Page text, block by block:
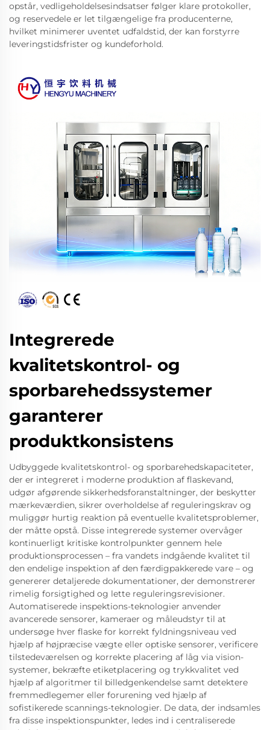
opstår, vedligeholdelsesindsatser følger klare protokoller,
og reservedele er let tilgængelige fra producenterne,
hvilket minimerer uventet udfaldstid, der kan forstyrre
leveringstidsfrister og kundeforhold.
Integrerede
kvalitetskontrol- og
sporbarehedssystemer
garanterer
produktkonsistens
Udbyggede kvalitetskontrol- og sporbarehedskapaciteter,
der er integreret i moderne produktion af flaskevand,
udgør afgørende sikkerhedsforanstaltninger, der beskytter
mærkeværdien, sikrer overholdelse af reguleringskrav og
muliggør hurtig reaktion på eventuelle kvalitetsproblemer,
der måtte opstå. Disse integrerede systemer overvåger
kontinuerligt kritiske kontrolpunkter gennem hele
produktionsprocessen – fra vandets indgående kvalitet til
den endelige inspektion af den færdigpakkerede vare – og
genererer detaljerede dokumentationer, der demonstrerer
rimelig forsigtighed og lette reguleringsrevisioner.
Automatiserede inspektions-teknologier anvender
avancerede sensorer, kameraer og måleudstyr til at
undersøge hver flaske for korrekt fyldningsniveau ved
hjælp af højpræcise vægte eller optiske sensorer, verificere
tilstedeværelsen og korrekte placering af låg via vision-
systemer, bekræfte etiketplacering og trykkvalitet ved
hjælp af algoritmer til billedgenkendelse samt detektere
fremmedlegemer eller forurening ved hjælp af
sofistikerede scannings-teknologier. De data, der indsamles
fra disse inspektionspunkter, ledes ind i centraliserede